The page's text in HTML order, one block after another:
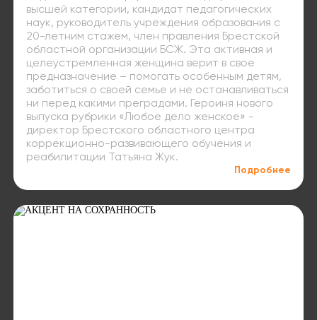
высшей категории, кандидат педагогических
наук, руководитель учреждения образования с
20-летним стажем, член правления Брестской
областной организации БСЖ. Эта активная и
целеустремленная женщина верит в свое
предназначение – помогать особенным детям,
заботиться о своей семье и не останавливаться
ни перед какими преградами. Героиня нового
выпуска рубрики «Любое дело женское» -
директор Брестского областного центра
коррекционно-развивающего обучения и
реабилитации Татьяна Жук.
Подробнее